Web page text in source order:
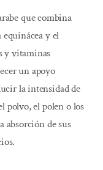
que combina
y el
y vitaminas
un apoyo
la intensidad de
polvo, el polen o los
absorción de sus